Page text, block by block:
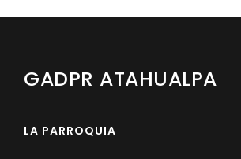
GADPR ATAHUALPA
-
LA PARROQUIA